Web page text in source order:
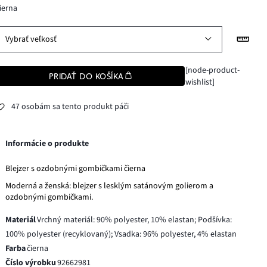
Vybrať veľkosť
PRIDAŤ DO KOŠÍKA
[node-product-
wishlist]
47 osobám sa tento produkt páči
Informácie o produkte
Blejzer s ozdobnými gombičkami čierna
Moderná a ženská: blejzer s lesklým satánovým golierom a
ozdobnými gombičkami.
MateriálVrchný materiál: 90% polyester, 10% elastan; Podšívka:
100% polyester (recyklovaný); Vsadka: 96% polyester, 4% elastan
Farbačierna
Číslo výrobku92662981